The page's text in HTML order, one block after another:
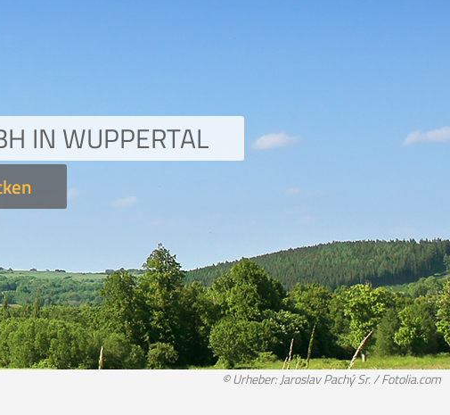
IN WUPPERTAL
© Urheber: Jaroslav Pachý Sr. / Fotolia.com